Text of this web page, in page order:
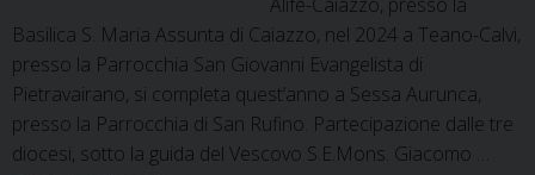
Basilica S. Maria Assunta di Caiazzo, nel 2024 a Teano-Calvi,
presso la Parrocchia San Giovanni Evangelista di
Pietravairano, si completa quest’anno a Sessa Aurunca,
presso la Parrocchia di San Rufino. Partecipazione dalle tre
diocesi, sotto la guida del Vescovo S.E.Mons. Giacomo …